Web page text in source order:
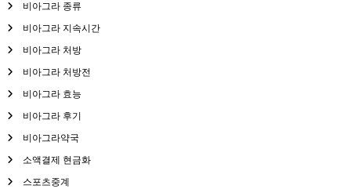
비아그라 종류
비아그라 지속시간
비아그라 처방
비아그라 처방전
비아그라 효능
비아그라 후기
비아그라약국
소액결제 현금화
스포츠중계